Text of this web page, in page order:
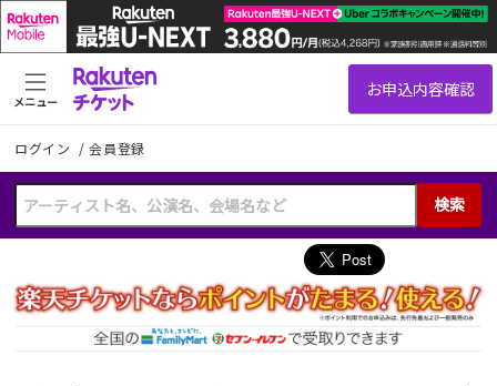
ログイン /会員登録
検索
メニュー